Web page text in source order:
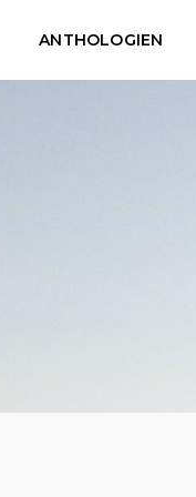
ANTHOLOGIEN